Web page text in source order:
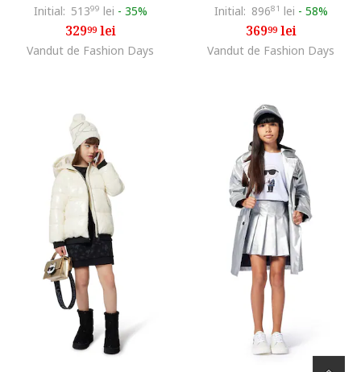
Initial: 51399 lei - 35%
32999lei
Vandut de Fashion Days
Initial: 89681 lei - 58%
36999lei
Vandut de Fashion Days